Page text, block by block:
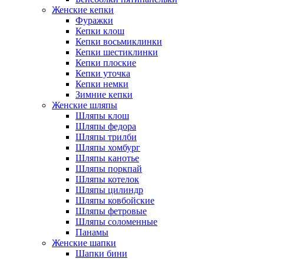
Женские кепки
Фуражки
Кепки клош
Кепки восьмиклинки
Кепки шестиклинки
Кепки плоские
Кепки уточка
Кепки немки
Зимние кепки
Женские шляпы
Шляпы клош
Шляпы федора
Шляпы трилби
Шляпы хомбург
Шляпы канотье
Шляпы поркпай
Шляпы котелок
Шляпы цилиндр
Шляпы ковбойские
Шляпы фетровые
Шляпы соломенные
Панамы
Женские шапки
Шапки бини